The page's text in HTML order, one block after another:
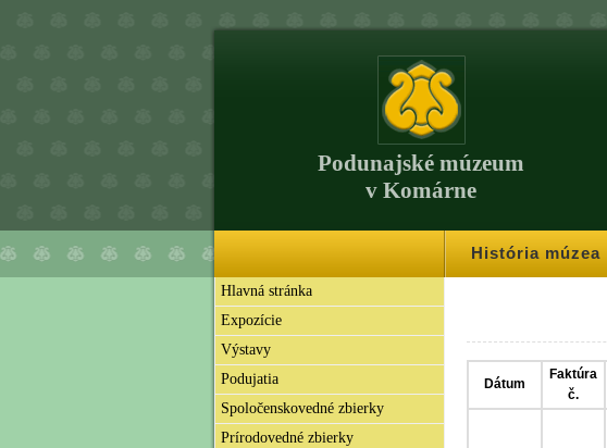
Podunajské múzeum
v Komárne
História múzea
Hlavná stránka
Expozície
Výstavy
Podujatia
Spoločenskovedné zbierky
Prírodovedné zbierky
Dátum
Faktúra
č.